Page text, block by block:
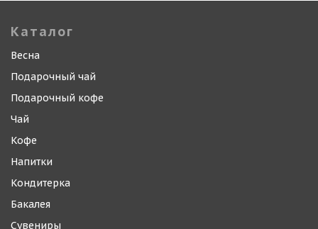
Каталог
Весна
Подарочный чай
Подарочный кофе
Чай
Кофе
Напитки
Кондитерка
Бакалея
Сувениры